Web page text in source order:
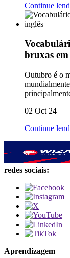
Continue
bruxas
Outubro é o
02 Oct 24
Continue
redes sociais:
Aprendizagem